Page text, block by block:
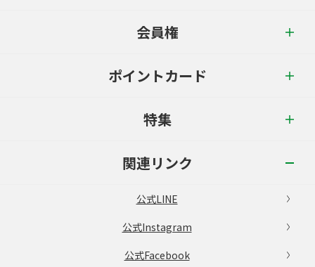
会員権
ポイントカード
特集
関連リンク
公式LINE
公式Instagram
公式Facebook